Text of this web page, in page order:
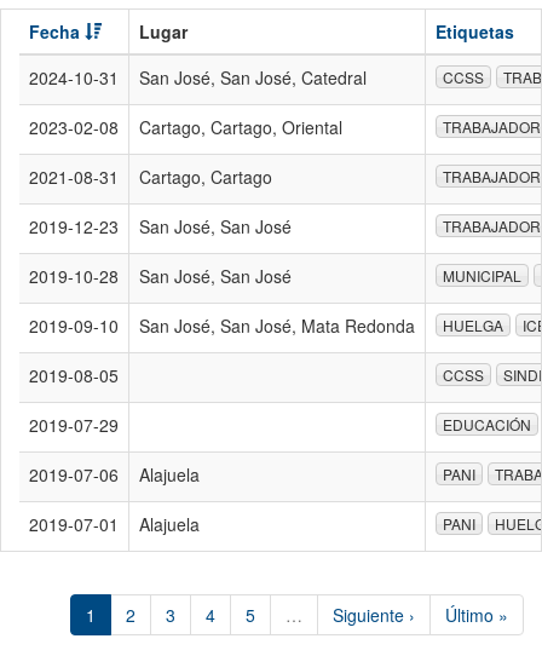
Fecha Lugar
Etiquetas
2024-10-31
San José, San José, Catedral CCSS
2023-02-08 Cartago, Cartago, Oriental
2021-08-31 Cartago, Cartago
2019-12-23 San José, San José
2019-10-28 San José, San José MUNICIPAL
2019-09-10 San José, San José, Mata Redonda HUELGA
2019-08-05 CCSS
2019-07-29 EDUCACIÓN
2019-07-06 Alajuela PANI
2019-07-01 Alajuela PANI
1 2 3 4 5 … Siguiente › Último »